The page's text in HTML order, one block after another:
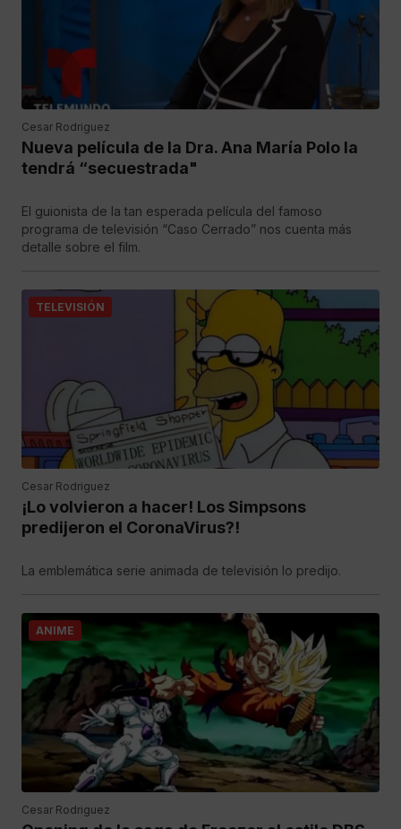
Cesar Rodriguez
Nueva película de la Dra. Ana María Polo la
tendrá “secuestrada"
El guionista de la tan esperada película del famoso
programa de televisión “Caso Cerrado” nos cuenta más
detalle sobre el film.
TELEVISIÓN
Cesar Rodriguez
¡Lo volvieron a hacer! Los Simpsons
predijeron el CoronaVirus?!
La emblemática serie animada de televisión lo predijo.
ANIME
Cesar Rodriguez